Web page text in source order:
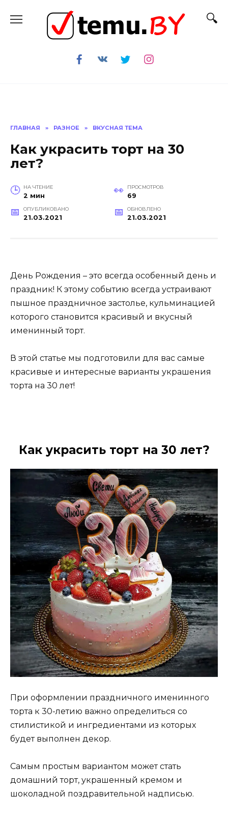
содержанию
ГЛАВНАЯ » РАЗНОЕ » ВКУСНАЯ ТЕМА
Как украсить торт на 30
лет?
НА ЧТЕНИЕ
2 мин
ПРОСМОТРОВ
69
ОПУБЛИКОВАНО
21.03.2021
ОБНОВЛЕНО
21.03.2021
День Рождения – это всегда особенный день и
праздник! К этому событию всегда устраивают
пышное праздничное застолье, кульминацией
которого становится красивый и вкусный
именинный торт.
В этой статье мы подготовили для вас самые
красивые и интересные варианты украшения
торта на 30 лет!
Как украсить торт на 30 лет?
При оформлении праздничного именинного
торта к 30-летию важно определиться со
стилистикой и ингредиентами из которых
будет выполнен декор.
Самым простым вариантом может стать
домашний торт, украшенный кремом и
шоколадной поздравительной надписью.